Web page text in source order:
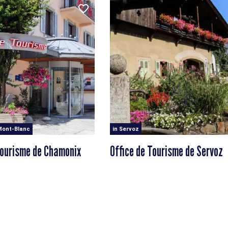
Blanc
de Chamonix
in Servoz
Office de Tourisme de Servoz